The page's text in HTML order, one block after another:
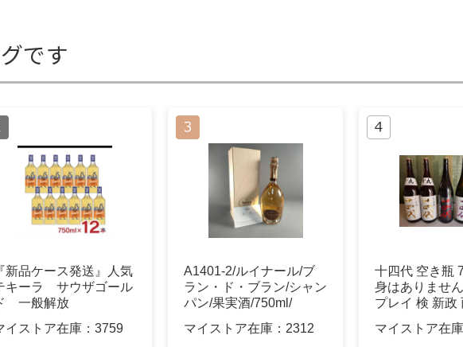
です
『新品ケース発送』人気
キーラ サウザゴール
一般解放
イストア在庫： 3759
A1401-2/ルイナール/ブ
ラン・ド・ブラン/シャン
パン/果実酒/750ml/
マイストア在庫： 2312
十四代 空き瓶
身はありませ
プレイ 検 新政
マイストア在庫